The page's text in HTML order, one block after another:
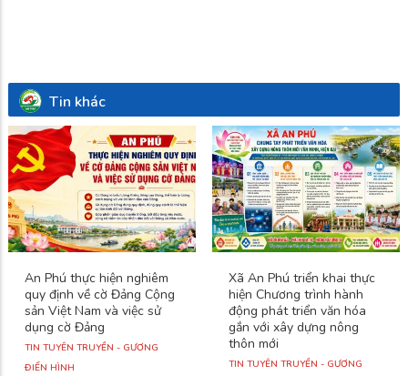
Tin khác
An Phú thực hiện nghiêm
quy định về cờ Đảng Cộng
sản Việt Nam và việc sử
dụng cờ Đảng
TIN TUYÊN TRUYỀN - GƯƠNG
ĐIỂN HÌNH
Xã An Phú triển khai thực
hiện Chương trình hành
động phát triển văn hóa
gắn với xây dựng nông
thôn mới
TIN TUYÊN TRUYỀN - GƯƠNG